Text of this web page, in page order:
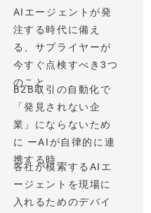
AIエージェントが発
注する時代に備え
る、サプライヤーが
今すぐ点検すべき3つ
のこと
B2B取引の自動化で
「発見されない企
業」にならないため
に ーAIが自律的に連
携する時...
各社が模索するAIエ
ージェントを現場に
入れるためのデバイ